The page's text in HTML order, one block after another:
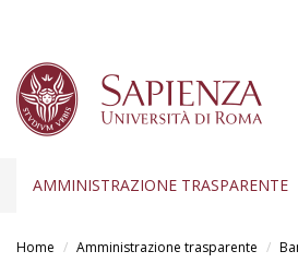
AMMINISTRAZIONE TRASPARENTE
Home Amministrazione trasparente